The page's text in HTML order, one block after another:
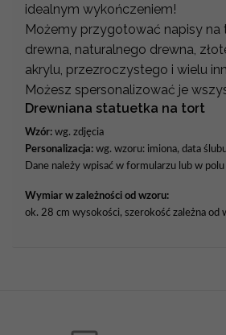
idealnym wykończeniem!
Możemy przygotować napisy na
drewna, naturalnego drewna,
akrylu, przezroczystego i wielu
Możesz spersonalizować je
Drewniana statuetka na tort
Wzór: wg. zdjęcia
Personalizacja: wg. wzoru: imiona, data
Dane należy wpisać w formularzu lub w polu
Wymiar w zależności od wzoru:
ok. 28 cm wysokości, szerokość zależna od